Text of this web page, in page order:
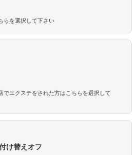
らを選択して下さい
でエクステをされた方はこちらを選択して
け替えオフ